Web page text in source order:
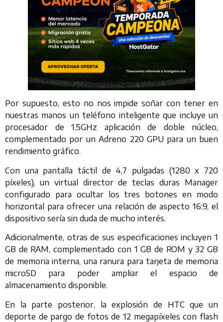
Por supuesto, esto no nos impide soñar con tener en
nuestras manos un teléfono inteligente que incluye un
procesador de 1.5GHz aplicación de doble núcleo,
complementado por un Adreno 220 GPU para un buen
rendimiento gráfico.
Con una pantalla táctil de 4,7 pulgadas (1280 x 720
píxeles), un virtual director de teclas duras Manager
configurado para ocultar los tres botones en modo
horizontal para ofrecer una relación de aspecto 16:9, el
dispositivo sería sin duda de mucho interés.
Adicionalmente, otras de sus especificaciones incluyen 1
GB de RAM, complementado con 1 GB de ROM y 32 GB
de memoria interna, una ranura para tarjeta de memoria
microSD para poder ampliar el espacio de
almacenamiento disponible.
En la parte posterior, la explosión de HTC que un
deporte de pargo de fotos de 12 megapíxeles con flash